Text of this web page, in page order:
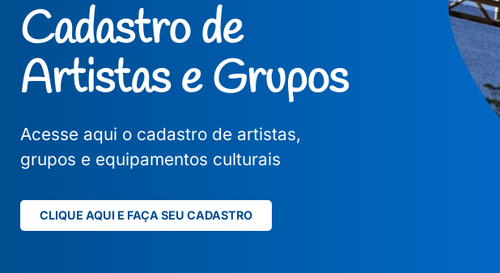
Cadastro de
Artistas e Grupos
Acesse aqui o cadastro de artistas,
grupos e equipamentos culturais
CLIQUE AQUI E FAÇA SEU CADASTRO